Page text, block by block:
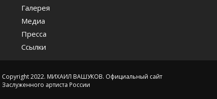
Галерея
Медиа
Пресса
Ссылки
Copyright 2022. МИХАИЛ ВАШУКОВ. Официальный сайт
Заслуженного артиста России